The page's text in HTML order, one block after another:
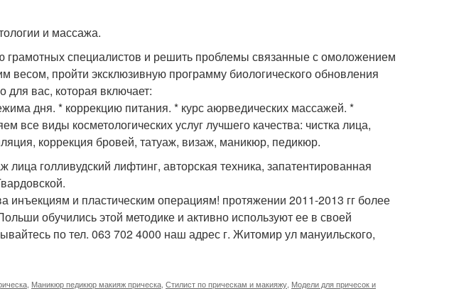
и массажа.
грамотных специалистов и решить проблемы связанные с омоложением
весом, пройти эксклюзивную программу биологического обновления
вас, которая включает:
дня. * коррекцию питания. * курс аюрведических массажей. *
все виды косметологических услуг лучшего качества: чистка лица,
коррекция бровей, татуаж, визаж, маникюр, педикюр.
голливудский лифтинг, авторская техника, запатентированная
инъекциям и пластическим операциям! протяжении 2011-2013 гг более
обучились этой методике и активно используют ее в своей
по тел. 063 702 4000 наш адрес г. Житомир ул мануильского,
Маникюр педикюр макияж прическа Стилист по прическам и макияжу Модели для причесок и